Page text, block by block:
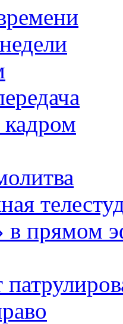
в прямом